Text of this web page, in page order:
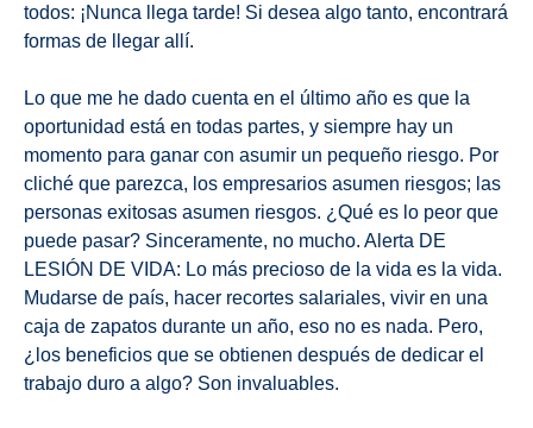
todos: ¡Nunca llega tarde! Si desea algo tanto, encontrará
formas de llegar allí.
Lo que me he dado cuenta en el último año es que la
oportunidad está en todas partes, y siempre hay un
momento para ganar con asumir un pequeño riesgo. Por
cliché que parezca, los empresarios asumen riesgos; las
personas exitosas asumen riesgos. ¿Qué es lo peor que
puede pasar? Sinceramente, no mucho. Alerta DE
LESIÓN DE VIDA: Lo más precioso de la vida es la vida.
Mudarse de país, hacer recortes salariales, vivir en una
caja de zapatos durante un año, eso no es nada. Pero,
¿los beneficios que se obtienen después de dedicar el
trabajo duro a algo? Son invaluables.